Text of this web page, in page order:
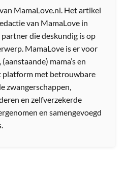
MamaLove.nl. Het artikel
van MamaLove in
die deskundig is op
MamaLove is er voor
mama’s en
platform met betrouwbare
zwangerschappen,
en zelfverzekerde
en samengevoegd